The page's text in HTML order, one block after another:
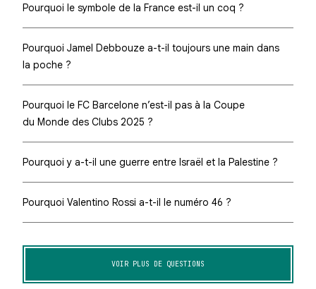
Pourquoi le symbole de la France est-il un coq ?
Pourquoi Jamel Debbouze a-t-il toujours une main dans
la poche ?
Pourquoi le FC Barcelone n’est-il pas à la Coupe
du Monde des Clubs 2025 ?
Pourquoi y a-t-il une guerre entre Israël et la Palestine ?
Pourquoi Valentino Rossi a-t-il le numéro 46 ?
VOIR PLUS DE QUESTIONS